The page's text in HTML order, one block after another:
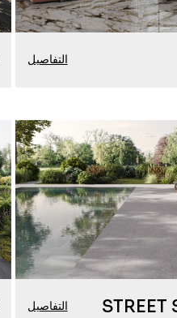
التفاصيل
STREET التفاصيل